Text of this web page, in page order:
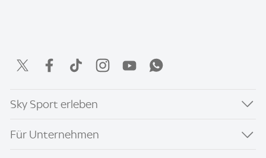
Sky Sport erleben
Für Unternehmen